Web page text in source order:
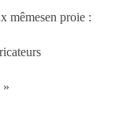
mêmesen proie :
»